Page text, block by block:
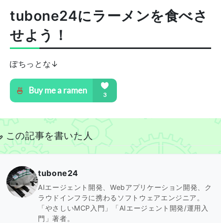
tubone24にラーメンを食べさ
せよう！
ぽちっとな↓
この記事を書いた人
tubone24
AIエージェント開発、Webアプリケーション開発、ク
ラウドインフラに携わるソフトウェアエンジニア。
「やさしいMCP入門」「AIエージェント開発/運用入
門」著者。